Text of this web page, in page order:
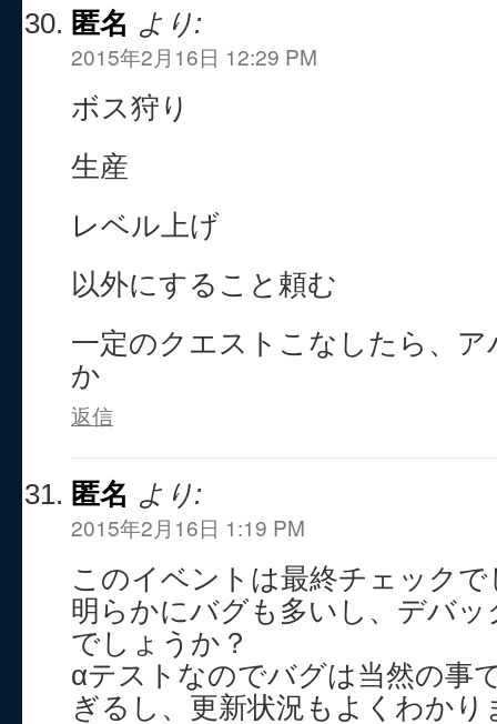
匿名 より:
2015年2月16日 12:29 PM
ボス狩り
生産
レベル上げ
以外にすること頼む
一定のクエストこなしたら、
か
返信
匿名 より:
2015年2月16日 1:19 PM
このイベントは最終チェック
明らかにバグも多いし、デバ
でしょうか？
αテストなのでバグは当然の事
ぎるし、更新状況もよくわかり